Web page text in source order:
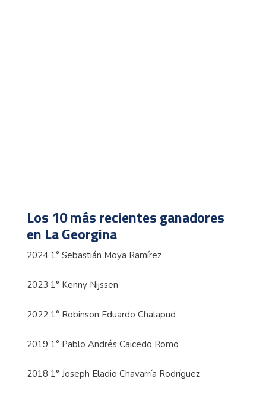
Los 10 más recientes ganadores
en La Georgina
2024 1° Sebastián Moya Ramírez
2023 1° Kenny Nijssen
2022 1° Robinson Eduardo Chalapud
2019 1° Pablo Andrés Caicedo Romo
2018 1° Joseph Eladio Chavarría Rodríguez